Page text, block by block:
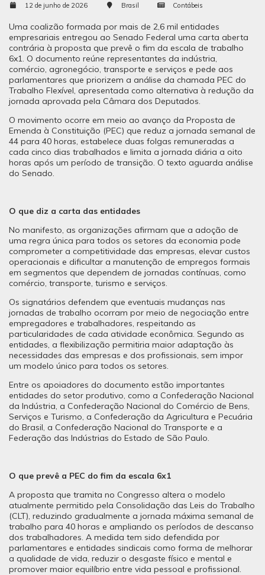
12 de junho de 2026 Brasil Contábeis
Uma coalizão formada por mais de 2,6 mil entidades
empresariais entregou ao Senado Federal uma carta aberta
contrária à proposta que prevê o fim da escala de trabalho
6x1. O documento reúne representantes da indústria,
comércio, agronegócio, transporte e serviços e pede aos
parlamentares que priorizem a análise da chamada PEC do
Trabalho Flexível, apresentada como alternativa à redução da
jornada aprovada pela Câmara dos Deputados.
O movimento ocorre em meio ao avanço da Proposta de
Emenda à Constituição (PEC) que reduz a jornada semanal de
44 para 40 horas, estabelece duas folgas remuneradas a
cada cinco dias trabalhados e limita a jornada diária a oito
horas após um período de transição. O texto aguarda análise
do Senado.
O que diz a carta das entidades
No manifesto, as organizações afirmam que a adoção de
uma regra única para todos os setores da economia pode
comprometer a competitividade das empresas, elevar custos
operacionais e dificultar a manutenção de empregos formais
em segmentos que dependem de jornadas contínuas, como
comércio, transporte, turismo e serviços.
Os signatários defendem que eventuais mudanças nas
jornadas de trabalho ocorram por meio de negociação entre
empregadores e trabalhadores, respeitando as
particularidades de cada atividade econômica. Segundo as
entidades, a flexibilização permitiria maior adaptação às
necessidades das empresas e dos profissionais, sem impor
um modelo único para todos os setores.
Entre os apoiadores do documento estão importantes
entidades do setor produtivo, como a Confederação Nacional
da Indústria, a Confederação Nacional do Comércio de Bens,
Serviços e Turismo, a Confederação da Agricultura e Pecuária
do Brasil, a Confederação Nacional do Transporte e a
Federação das Indústrias do Estado de São Paulo.
O que prevê a PEC do fim da escala 6x1
A proposta que tramita no Congresso altera o modelo
atualmente permitido pela Consolidação das Leis do Trabalho
(CLT), reduzindo gradualmente a jornada máxima semanal de
trabalho para 40 horas e ampliando os períodos de descanso
dos trabalhadores. A medida tem sido defendida por
parlamentares e entidades sindicais como forma de melhorar
a qualidade de vida, reduzir o desgaste físico e mental e
promover maior equilíbrio entre vida pessoal e profissional.